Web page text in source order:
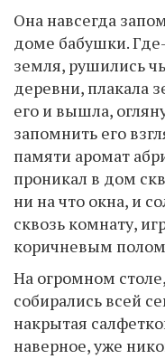
Она навсегда
доме бабушки.
земля, рушились
деревни, плакала
его и вышла,
запомнить его
памяти аромат
проникал в дом
ни на что окна, и
сквозь комнату,
коричневым
На огромном
собирались всей
накрытая
наверное, уже